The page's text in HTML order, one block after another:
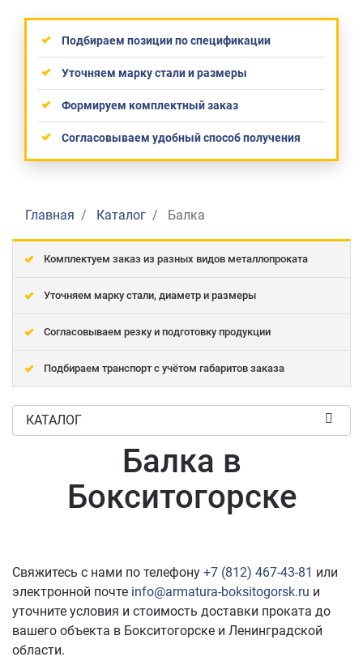
Подбираем позиции по спецификации
Уточняем марку стали и размеры
Формируем комплектный заказ
Согласовываем удобный способ получения
Главная Каталог Балка
Комплектуем заказ из разных видов металлопроката
Уточняем марку стали, диаметр и размеры
Согласовываем резку и подготовку продукции
Подбираем транспорт с учётом габаритов заказа
КАТАЛОГ
Балка в
Бокситогорске
Свяжитесь с нами по телефону +7 (812) 467-43-81 или
электронной почте info@armatura-boksitogorsk.ru и
уточните условия и стоимость доставки проката до
вашего объекта в Бокситогорске и Ленинградской
области.